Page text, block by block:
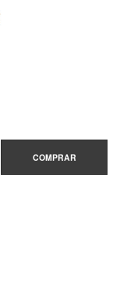
COMPRAR